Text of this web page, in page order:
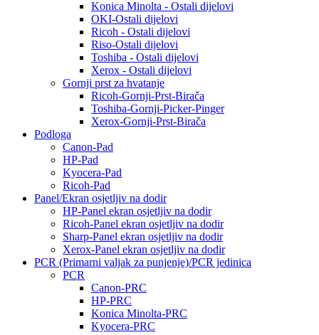
Konica Minolta - Ostali dijelovi
OKI-Ostali dijelovi
Ricoh - Ostali dijelovi
Riso-Ostali dijelovi
Toshiba - Ostali dijelovi
Xerox - Ostali dijelovi
Gornji prst za hvatanje
Ricoh-Gornji-Prst-Birača
Toshiba-Gornji-Picker-Pinger
Xerox-Gornji-Prst-Birača
Podloga
Canon-Pad
HP-Pad
Kyocera-Pad
Ricoh-Pad
Panel/Ekran osjetljiv na dodir
HP-Panel ekran osjetljiv na dodir
Ricoh-Panel ekran osjetljiv na dodir
Sharp-Panel ekran osjetljiv na dodir
Xerox-Panel ekran osjetljiv na dodir
PCR (Primarni valjak za punjenje)/PCR jedinica
PCR
Canon-PRC
HP-PRC
Konica Minolta-PRC
Kyocera-PRC